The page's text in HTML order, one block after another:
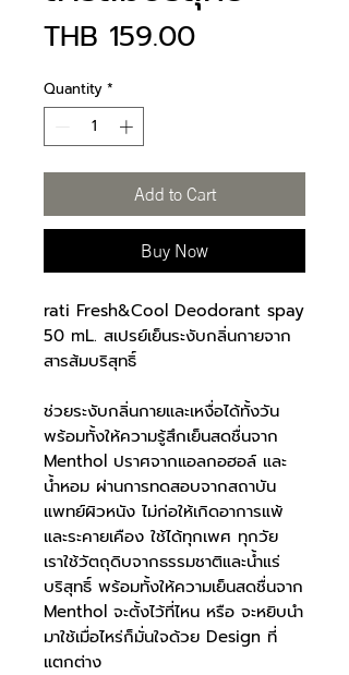
THB 159.00Price
Quantity *
Add to Cart
Buy Now
rati Fresh&Cool Deodorant spay
50 mL. สเปรย์เย็นระงับกลิ่นกายจาก
สารส้มบริสุทธิ์
ช่วยระงับกลิ่นกายและเหงื่อได้ทั้งวัน
พร้อมทั้งให้ความรู้สึกเย็นสดชื่นจาก
Menthol ปราศจากแอลกอฮอล์ และ
น้ำหอม ผ่านการทดสอบจากสถาบัน
แพทย์ผิวหนัง ไม่ก่อให้เกิดอาการแพ้
และระคายเคือง ใช้ได้ทุกเพศ ทุกวัย
เราใช้วัตถุดิบจากธรรมชาติและน้ำแร่
บริสุทธิ์ พร้อมทั้งให้ความเย็นสดชื่นจาก
Menthol จะตั้งไว้ที่ไหน หรือ จะหยิบนำ
มาใช้เมื่อไหร่ก็มั่นใจด้วย Design ที่
แตกต่าง